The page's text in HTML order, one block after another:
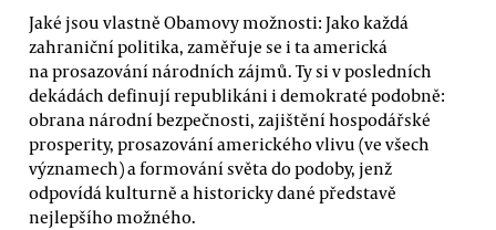
Jaké jsou vlastně Obamovy možnosti: Jako každá
zahraniční politika, zaměřuje se i ta americká
na prosazování národních zájmů. Ty si v posledních
dekádách definují republikáni i demokraté podobně:
obrana národní bezpečnosti, zajištění hospodářské
prosperity, prosazování amerického vlivu (ve všech
významech) a formování světa do podoby, jenž
odpovídá kulturně a historicky dané představě
nejlepšího možného.